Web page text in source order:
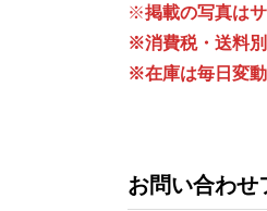
※掲載の写真は
※消費税・送料
※在庫は毎日変動
お問い合わせ